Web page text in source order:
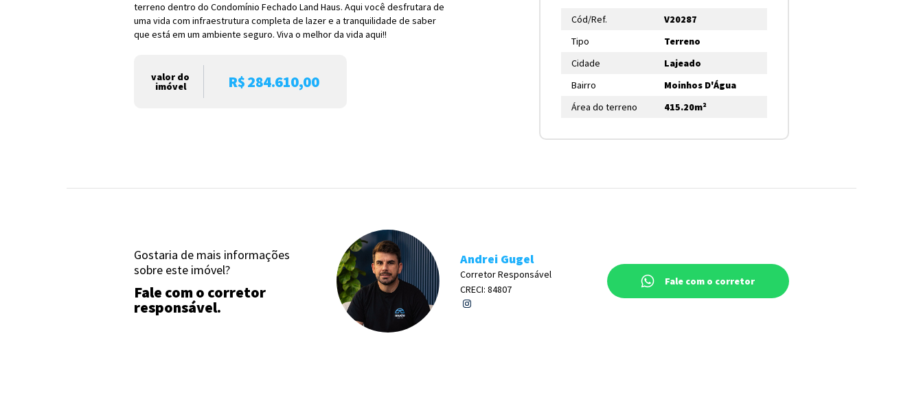
terreno dentro do Condomínio Fechado Land Haus. Aqui você desfrutara de
uma vida com infraestrutura completa de lazer e a tranquilidade de saber
que está em um ambiente seguro. Viva o melhor da vida aqui!!
valor do
imóvel R$ 284.610,00
Cód/Ref.
V20287
Tipo
Terreno
Cidade
Lajeado
Bairro
Moinhos D'Água
Área do terreno
415.20m²
Gostaria de mais informações
sobre este imóvel?
Fale com o corretor
responsável.
Andrei Gugel
Corretor Responsável
CRECI: 84807
Fale com o corretor